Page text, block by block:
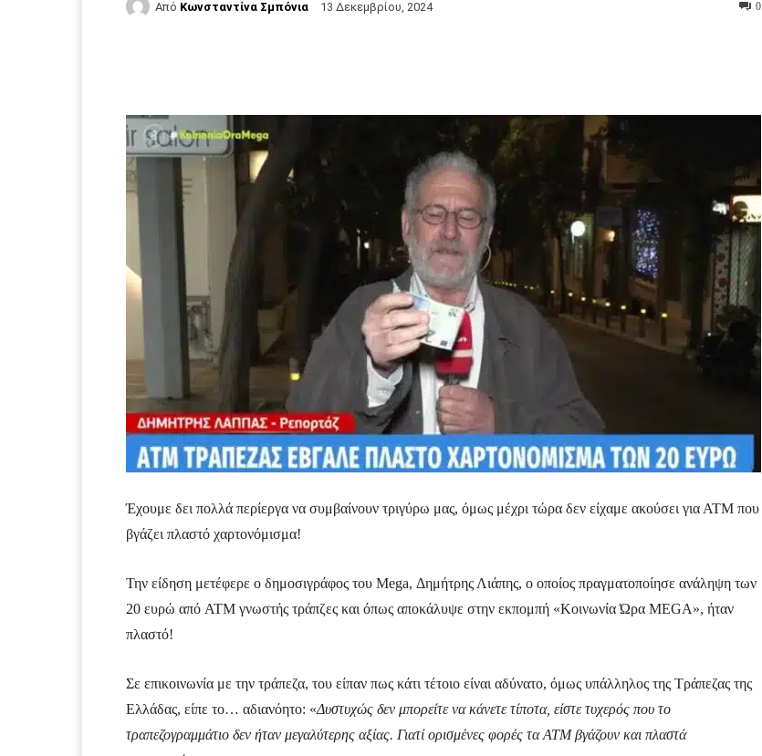
Από Κωνσταντίνα Σμπόνια 13 Δεκεμβρίου, 2024 0
Έχουμε δει πολλά περίεργα να συμβαίνουν τριγύρω μας, όμως μέχρι τώρα δεν είχαμε ακούσει για ΑΤΜ που
βγάζει πλαστό χαρτονόμισμα!
Την είδηση μετέφερε ο δημοσιγράφος του Mega, Δημήτρης Λιάπης, ο οποίος πραγματοποίησε ανάληψη των
20 ευρώ από ATM γνωστής τράπζες και όπως αποκάλυψε στην εκπομπή «Κοινωνία Ώρα MEGA», ήταν
πλαστό!
Σε επικοινωνία με την τράπεζα, του είπαν πως κάτι τέτοιο είναι αδύνατο, όμως υπάλληλος της Τράπεζας της
Ελλάδας, είπε το… αδιανόητο: «Δυστυχώς δεν μπορείτε να κάνετε τίποτα, είστε τυχερός που το
τραπεζογραμμάτιο δεν ήταν μεγαλύτερης αξίας. Γιατί ορισμένες φορές τα ATM βγάζουν και πλαστά